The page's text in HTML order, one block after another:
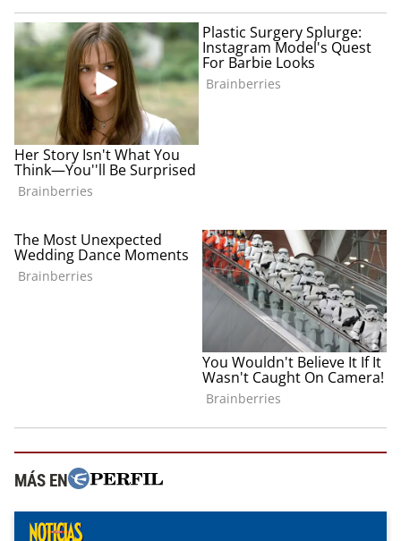
MÁS EN